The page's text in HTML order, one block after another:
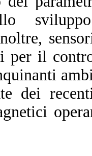
per il
dei